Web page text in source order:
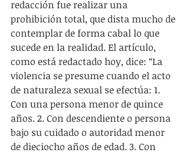
redacción fue realizar una
prohibición total, que dista mucho de
contemplar de forma cabal lo que
sucede en la realidad. El artículo,
como está redactado hoy, dice: “La
violencia se presume cuando el acto
de naturaleza sexual se efectúa: 1.
Con una persona menor de quince
años. 2. Con descendiente o persona
bajo su cuidado o autoridad menor
de dieciocho años de edad. 3. Con